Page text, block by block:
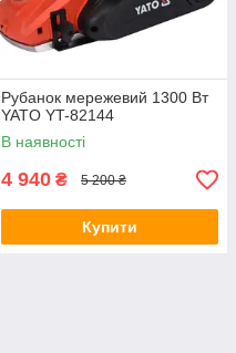
Рубанок мережевий 1300 Вт
YATO YT-82144
В наявності
4 940 ₴ 5 200 ₴
Купити